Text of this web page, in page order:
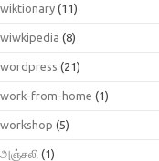
wiktionary (11)
wiwkipedia (8)
wordpress (21)
work-from-home (1)
workshop (5)
அஞ்சலி (1)